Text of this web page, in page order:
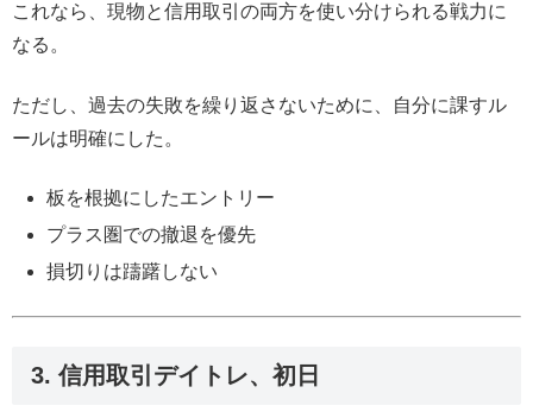
これなら、現物と信用取引の両方を使い分けられる戦力に
なる。
ただし、過去の失敗を繰り返さないために、自分に課すル
ールは明確にした。
板を根拠にしたエントリー
プラス圏での撤退を優先
損切りは躊躇しない
3. 信用取引デイトレ、初日